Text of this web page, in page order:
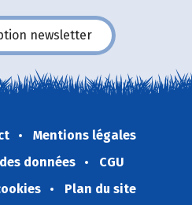
newsletter
Mentions légales
données
CGU
Plan du site